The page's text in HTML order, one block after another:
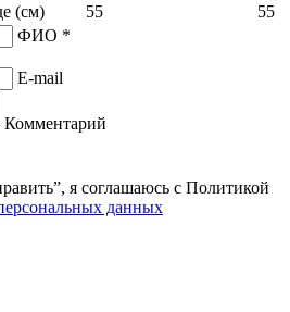
(см)
55
55
ФИО *
E-mail
Комментарий
я соглашаюсь с Политикой
данных